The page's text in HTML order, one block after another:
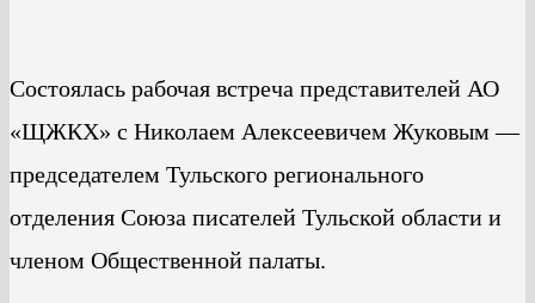
Состоялась рабочая встреча представителей АО
«ЩЖКХ» с Николаем Алексеевичем Жуковым —
председателем Тульского регионального
отделения Союза писателей Тульской области и
членом Общественной палаты.